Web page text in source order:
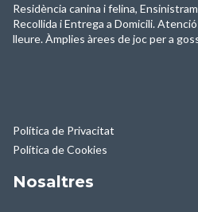
Residència canina i felina,
Recollida i Entrega a Domicili.
lleure. Àmplies àrees de joc per a
Política de Privacitat
Política de Cookies
Nosaltres